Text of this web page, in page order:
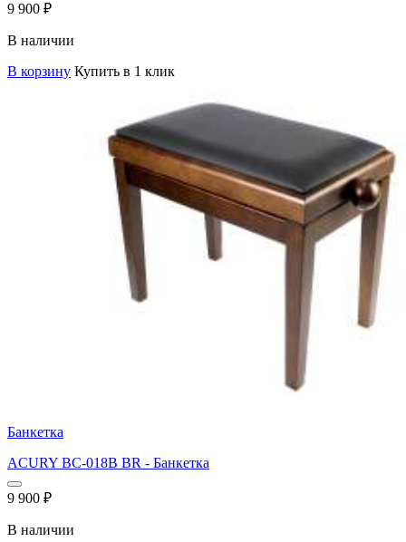
9 900 ₽
В наличии
В корзину Купить в 1 клик
Банкетка
ACURY BC-018B BR - Банкетка
9 900 ₽
В наличии